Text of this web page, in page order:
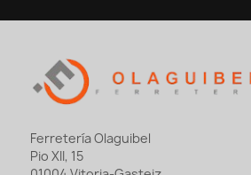
Ferretería Olaguibel
Pio XII, 15